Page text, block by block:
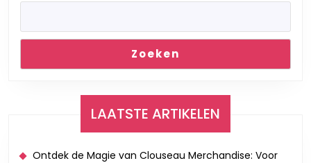
Zoeken
LAATSTE ARTIKELEN
Ontdek de Magie van Clouseau Merchandise: Voor